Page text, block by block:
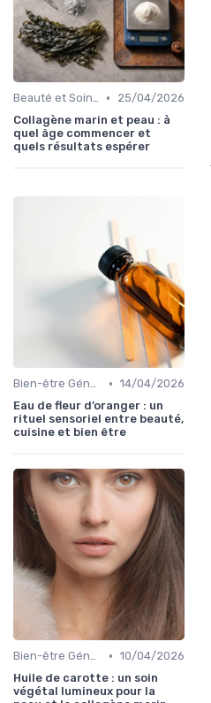
Beauté et Soins de la Peau •
25/04/2026
Collagène marin et peau : à
quel âge commencer et
quels résultats espérer
Bien-être Général • 14/04/2026
Eau de fleur d’oranger : un
rituel sensoriel entre beauté,
cuisine et bien être
Bien-être Général • 10/04/2026
Huile de carotte : un soin
végétal lumineux pour la